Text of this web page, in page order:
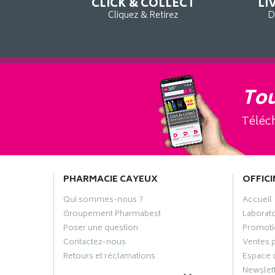
CLICK & COLLECT
Cliquez & Retirez
PHARMACIE CAYEUX
Qui sommes-nous ?
Groupement Pharmabest
Poser une question
Contactez-nous
Retours et réclamations
Accueil
Ventes
Espace